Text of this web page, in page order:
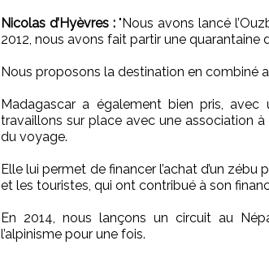
Nicolas d’Hyèvres :"Nous avons lancé
2012, nous avons fait partir une quarantaine
Nous proposons la destination en combiné
Madagascar a également bien pris,
travaillons sur place avec une association
du voyage.
Elle lui permet de financer l’achat d’un
et les touristes, qui ont contribué à son
En 2014, nous lançons un circuit au
l’alpinisme pour une fois.